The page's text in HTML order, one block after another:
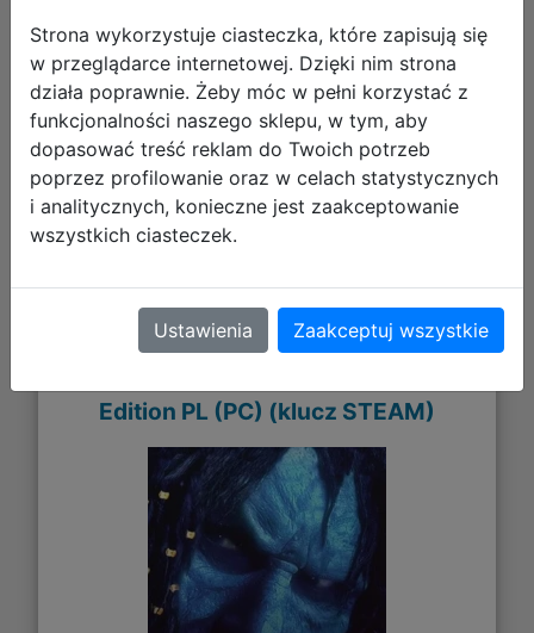
85,49 zł
DO KOSZYKA
Galeria zdjęć
Edition PL (PC) (klucz STEAM)
Strona wykorzystuje ciasteczka, które zapisują się
w przeglądarce internetowej. Dzięki nim strona
działa poprawnie. Żeby móc w pełni korzystać z
funkcjonalności naszego sklepu, w tym, aby
dopasować treść reklam do Twoich potrzeb
poprzez profilowanie oraz w celach statystycznych
i analitycznych, konieczne jest zaakceptowanie
wszystkich ciasteczek.
Ustawienia Zaakceptuj wszystkie